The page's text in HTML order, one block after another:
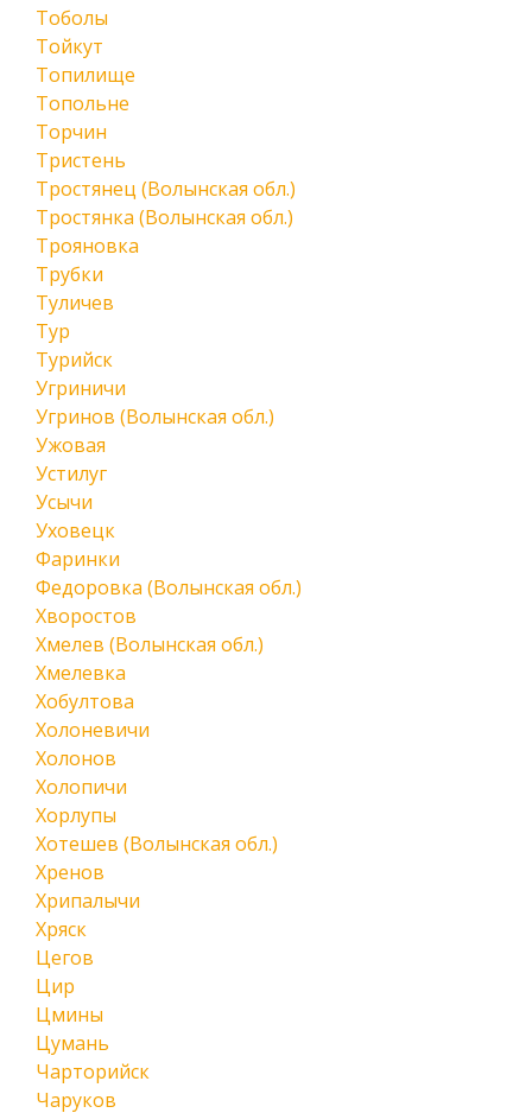
Тоболы
Тойкут
Топилище
Топольне
Торчин
Тристень
Тростянец (Волынская обл.)
Тростянка (Волынская обл.)
Трояновка
Трубки
Туличев
Тур
Турийск
Угриничи
Угринов (Волынская обл.)
Ужовая
Устилуг
Усычи
Уховецк
Фаринки
Федоровка (Волынская обл.)
Хворостов
Хмелев (Волынская обл.)
Хмелевка
Хобултова
Холоневичи
Холонов
Холопичи
Хорлупы
Хотешев (Волынская обл.)
Хренов
Хрипалычи
Хряск
Цегов
Цир
Цмины
Цумань
Чарторийск
Чаруков